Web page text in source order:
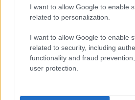
I want to allow Google to enable
related to personalization.
I want to allow Google to enable
related to security, including
functionality and fraud
user protection.
ADSL E TELEFONIA